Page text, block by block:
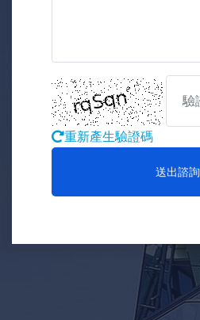
重新產生驗證碼
送出諮詢